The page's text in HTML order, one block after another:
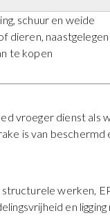
schuur en weide
dieren,
te kopen
vroeger dienst
is van
werken,
en